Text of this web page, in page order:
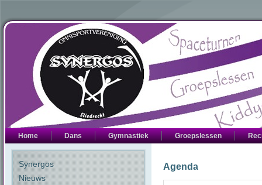
Home Dans Gymnastiek Groepslessen
Synergos
Nieuws
Agenda